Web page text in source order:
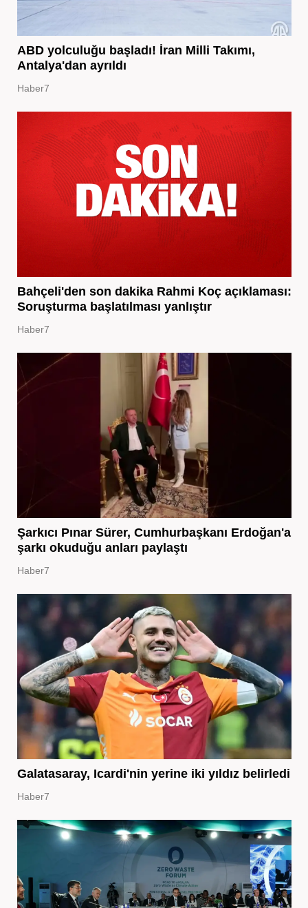
ABD yolculuğu başladı! İran Milli Takımı,
Antalya'dan ayrıldı
Haber7
Bahçeli'den son dakika Rahmi Koç açıklaması:
Soruşturma başlatılması yanlıştır
Haber7
Şarkıcı Pınar Sürer, Cumhurbaşkanı Erdoğan'a
şarkı okuduğu anları paylaştı
Haber7
Galatasaray, Icardi'nin yerine iki yıldız belirledi
Haber7